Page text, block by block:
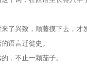
来了兴致，顺藤摸下去，
语言迁徙史。
，不止一颗茄子。